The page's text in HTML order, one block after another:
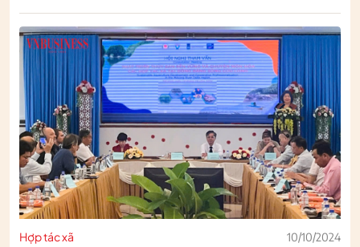
Hợp tác xã 10/10/2024